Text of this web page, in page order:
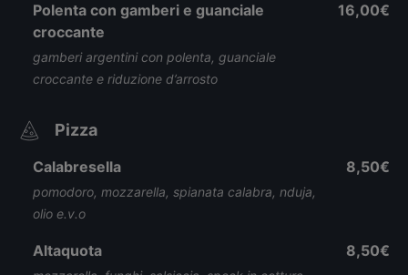
Polenta con gamberi e guanciale
croccante
gamberi argentini con polenta, guanciale
croccante e riduzione d’arrosto
16,00€
Pizza
Calabresella
pomodoro, mozzarella, spianata calabra, nduja,
olio e.v.o
8,50€
Altaquota 8,50€